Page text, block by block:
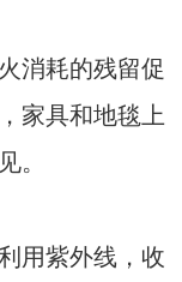
消耗的残留促
家具和地毯上
用紫外线，收